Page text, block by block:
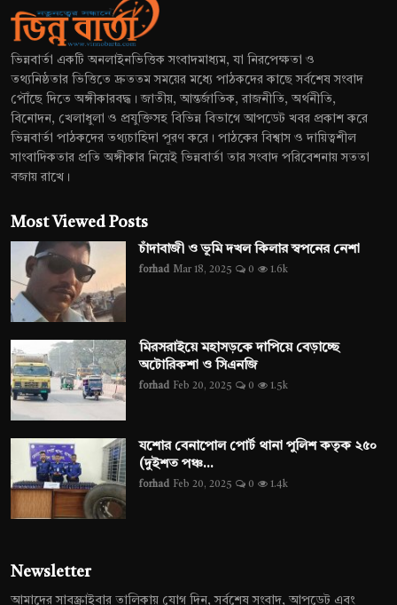
ভিন্নবার্তা একটি অনলাইনভিত্তিক সংবাদমাধ্যম, যা নিরপেক্ষতা ও
তথ্যনিষ্ঠতার ভিত্তিতে দ্রুততম সময়ের মধ্যে পাঠকদের কাছে সর্বশেষ সংবাদ
পৌঁছে দিতে অঙ্গীকারবদ্ধ। জাতীয়, আন্তর্জাতিক, রাজনীতি, অর্থনীতি,
বিনোদন, খেলাধুলা ও প্রযুক্তিসহ বিভিন্ন বিভাগে আপডেট খবর প্রকাশ করে
ভিন্নবার্তা পাঠকদের তথ্যচাহিদা পূরণ করে। পাঠকের বিশ্বাস ও দায়িত্বশীল
সাংবাদিকতার প্রতি অঙ্গীকার নিয়েই ভিন্নবার্তা তার সংবাদ পরিবেশনায় সততা
বজায় রাখে।
Most Viewed Posts
চাঁদাবাজী ও ভূমি দখল কিলার স্বপনের নেশা
forhad Mar 18, 2025 0 1.6k
মিরসরাইয়ে মহাসড়কে দাপিয়ে বেড়াচ্ছে
অটোরিকশা ও সিএনজি
forhad Feb 20, 2025 0 1.5k
যশোর বেনাপোল পোর্ট থানা পুলিশ কতৃক ২৫০
(দুইশত পঞ্চ...
forhad Feb 20, 2025 0 1.4k
Newsletter
আমাদের সাবস্ক্রাইবার তালিকায় যোগ দিন, সর্বশেষ সংবাদ, আপডেট এবং